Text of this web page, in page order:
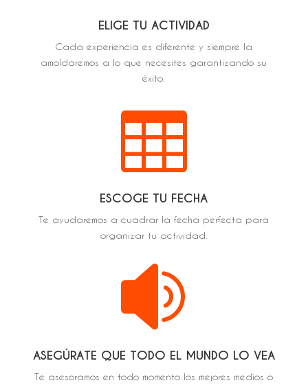
ELIGE TU ACTIVIDAD
Cada experiencia es diferente y siempre la
amoldaremos a lo que necesites garantizando su
éxito.

ESCOGE TU FECHA
Te ayudaremos a cuadrar la fecha perfecta para
organizar tu actividad.

ASEGÚRATE QUE TODO EL MUNDO LO VEA
Te asesoramos en todo momento los mejores medios o